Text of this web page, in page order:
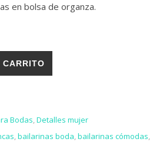
en bolsa de organza.
"WEDDING" TALLA-M BLANCA
Bodas,Detalles mujer
,bailarinas boda,bailarinas cómodas,